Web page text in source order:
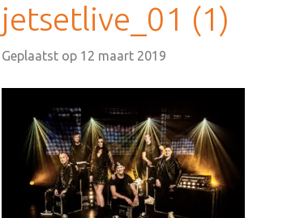
jetsetlive_01 (1)
Geplaatst op 12 maart 2019